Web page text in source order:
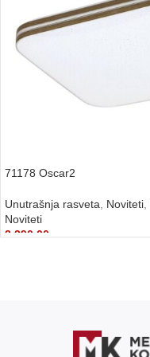
71178 Oscar2
Unutrašnja rasveta, Noviteti,
Noviteti
3.390,00рсд